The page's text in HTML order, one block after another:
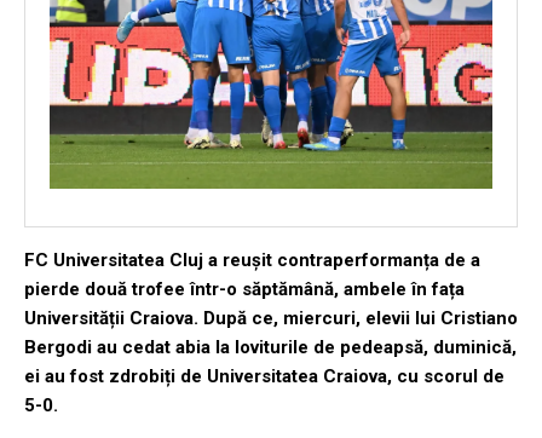
FC Universitatea Cluj a reușit contraperformanța de a
pierde două trofee într-o săptămână, ambele în fața
Universității Craiova. După ce, miercuri, elevii lui Cristiano
Bergodi au cedat abia la loviturile de pedeapsă, duminică,
ei au fost zdrobiți de Universitatea Craiova, cu scorul de
5-0.